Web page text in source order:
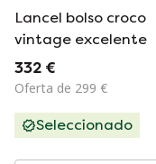
Lancel bolso croco
vintage excelente
332 €
Oferta de 299 €
Seleccionado